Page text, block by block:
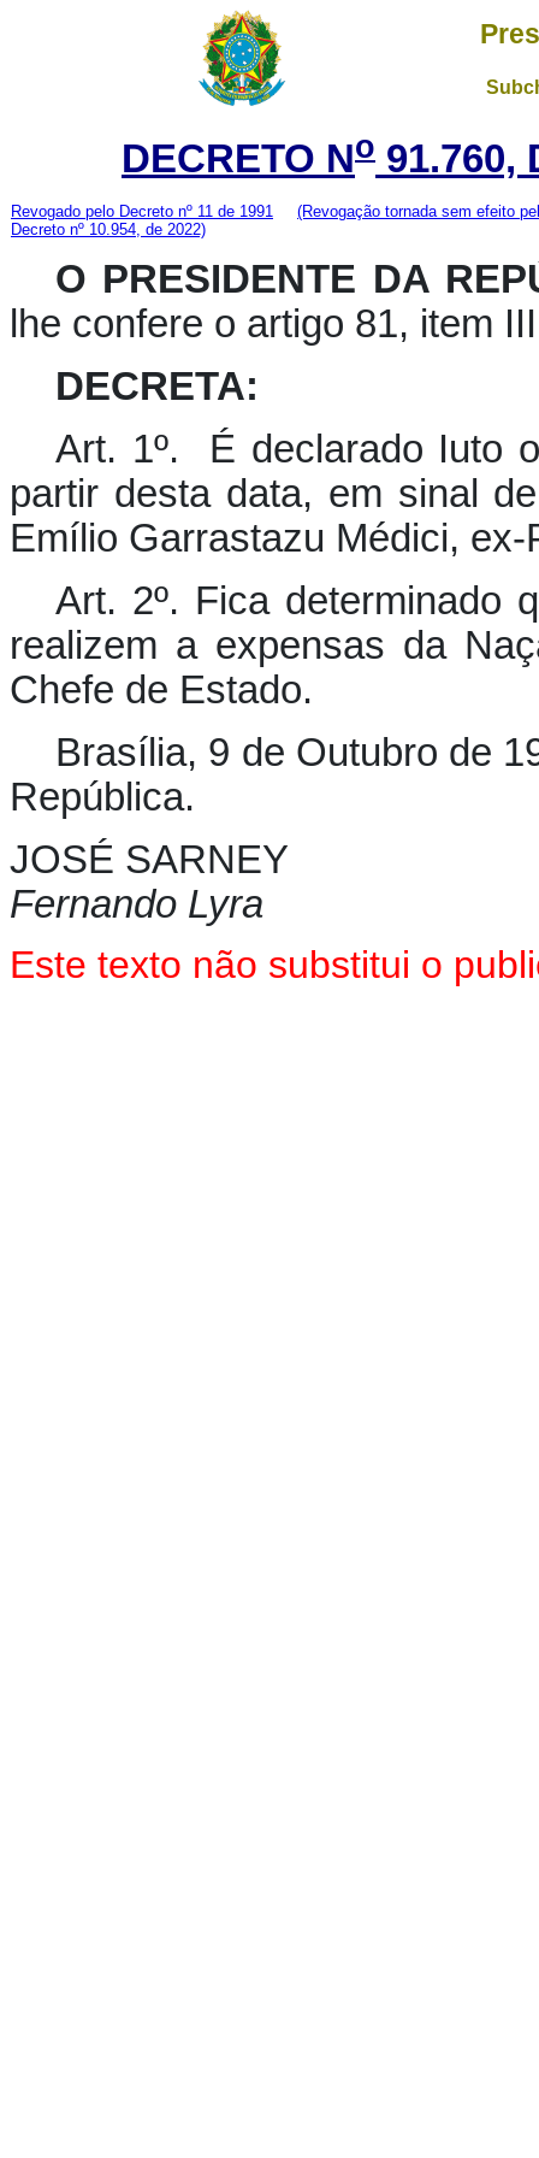
DECRETO No 91.760,
Revogado pelo Decreto nº 11 de 1991
(Revogação tornada sem efeito
Decreto nº 10.954, de 2022)
O PRESIDENTE DA
lhe confere o artigo 81, item
DECRETA:
Art. 1º. É declarado Iuto
partir desta data, em sinal
Emílio Garrastazu Médici,
Art. 2º. Fica determinado
realizem a expensas da
Chefe de Estado.
Brasília, 9 de Outubro de
República.
JOSÉ SARNEY
Fernando Lyra
Este texto não substitui o